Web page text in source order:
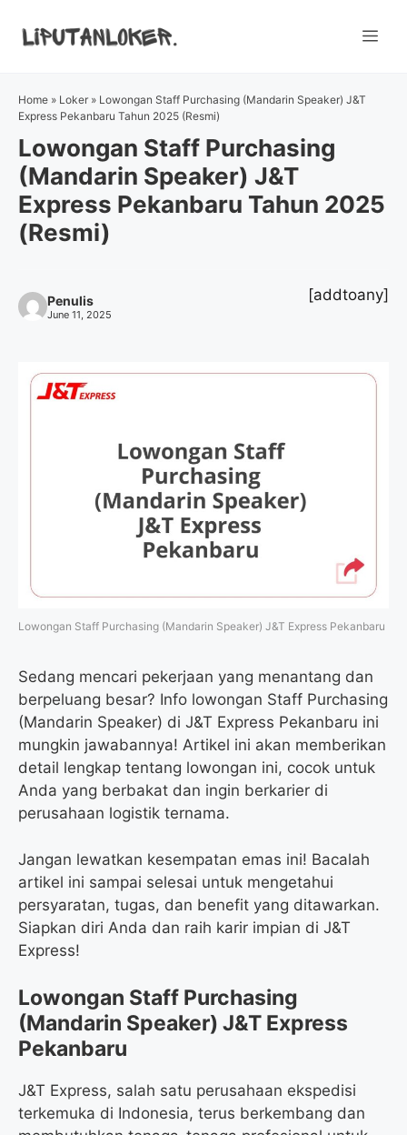
Home » Loker » Lowongan Staff Purchasing (Mandarin Speaker) J&T
Express Pekanbaru Tahun 2025 (Resmi)
Lowongan Staff Purchasing
(Mandarin Speaker) J&T
Express Pekanbaru Tahun 2025
(Resmi)
Penulis
June 11, 2025
[addtoany]
Lowongan Staff Purchasing (Mandarin Speaker) J&T Express Pekanbaru
Sedang mencari pekerjaan yang menantang dan
berpeluang besar? Info lowongan Staff Purchasing
(Mandarin Speaker) di J&T Express Pekanbaru ini
mungkin jawabannya! Artikel ini akan memberikan
detail lengkap tentang lowongan ini, cocok untuk
Anda yang berbakat dan ingin berkarier di
perusahaan logistik ternama.
Jangan lewatkan kesempatan emas ini! Bacalah
artikel ini sampai selesai untuk mengetahui
persyaratan, tugas, dan benefit yang ditawarkan.
Siapkan diri Anda dan raih karir impian di J&T
Express!
Lowongan Staff Purchasing
(Mandarin Speaker) J&T Express
Pekanbaru
J&T Express, salah satu perusahaan ekspedisi
terkemuka di Indonesia, terus berkembang dan